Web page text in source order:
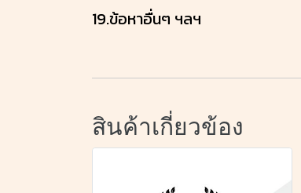
19.ข้อหาอื่นๆ ฯลฯ
สินค้าเกี่ยวข้อง